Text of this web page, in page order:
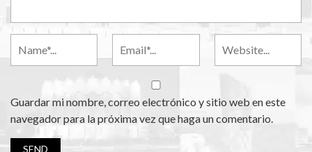
Guardar mi nombre, correo electrónico y sitio web en este
navegador para la próxima vez que haga un comentario.